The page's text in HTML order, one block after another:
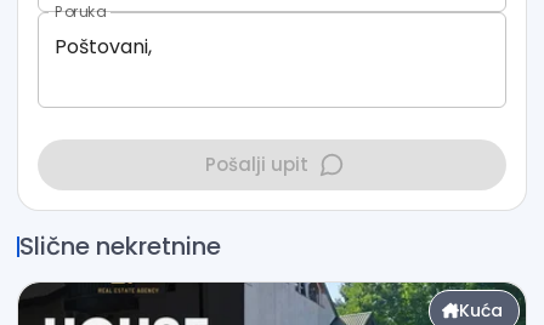
Poruka
Pošalji upit
Slične nekretnine
Kuća